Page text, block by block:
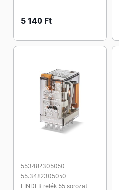
5 140 Ft
553482305050
55.3482305050
FINDER relék 55 sorozat